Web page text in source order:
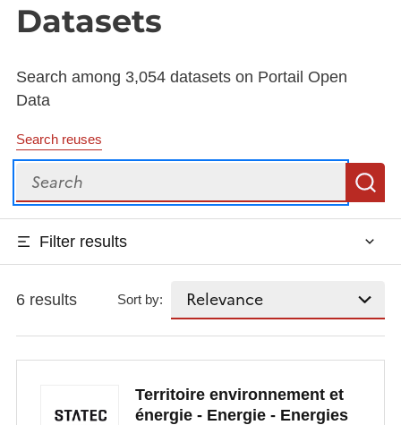
Datasets
Search among 3,054 datasets on Portail Open
Data
Search reuses
Search
Filter results
6 results Sort by:
Territoire environnement et
énergie - Energie - Energies